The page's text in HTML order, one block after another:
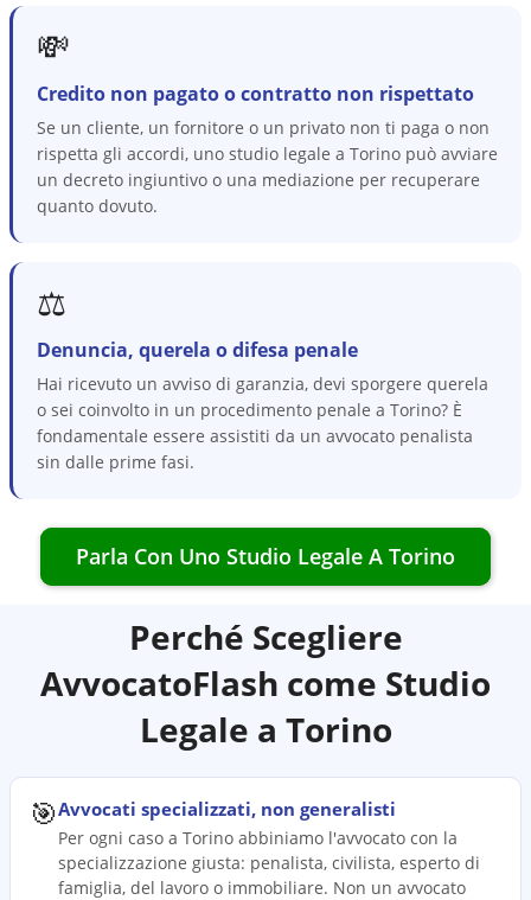
💸
Credito non pagato o contratto non rispettato
Se un cliente, un fornitore o un privato non ti paga o non
rispetta gli accordi, uno studio legale a Torino può avviare
un decreto ingiuntivo o una mediazione per recuperare
quanto dovuto.
⚖️
Denuncia, querela o difesa penale
Hai ricevuto un avviso di garanzia, devi sporgere querela
o sei coinvolto in un procedimento penale a Torino? È
fondamentale essere assistiti da un avvocato penalista
sin dalle prime fasi.
Parla Con Uno Studio Legale A Torino
Perché Scegliere
AvvocatoFlash come Studio
Legale a Torino
🎯Avvocati specializzati, non generalisti
Per ogni caso a Torino abbiniamo l'avvocato con la
specializzazione giusta: penalista, civilista, esperto di
famiglia, del lavoro o immobiliare. Non un avvocato